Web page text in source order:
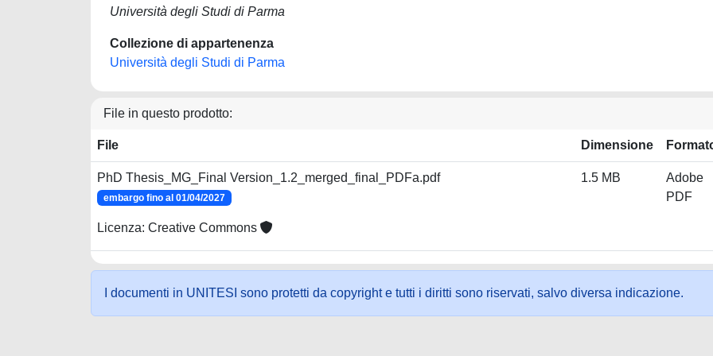
Università degli Studi di Parma
Collezione di appartenenza
Università degli Studi di Parma
File in questo prodotto:
File Dimensione
PhD Thesis_MG_Final Version_1.2_merged_final_PDFa.pdf
embargo fino al 01/04/2027
Licenza: Creative Commons
1.5 MB
Adobe
PDF
I documenti in UNITESI sono protetti da copyright e tutti i diritti sono riservati, salvo diversa indicazione.